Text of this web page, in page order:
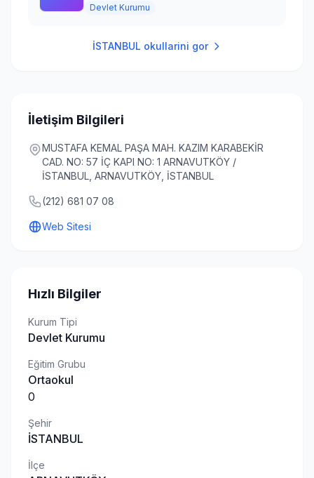
Devlet Kurumu
İSTANBUL okullarini gor
İletişim Bilgileri
MUSTAFA KEMAL PAŞA MAH. KAZIM KARABEKİR
CAD. NO: 57 İÇ KAPI NO: 1 ARNAVUTKÖY /
İSTANBUL, ARNAVUTKÖY, İSTANBUL
(212) 681 07 08
Web Sitesi
Hızlı Bilgiler
Kurum Tipi
Devlet Kurumu
Eğitim Grubu
Ortaokul
0
Şehir
İSTANBUL
İlçe